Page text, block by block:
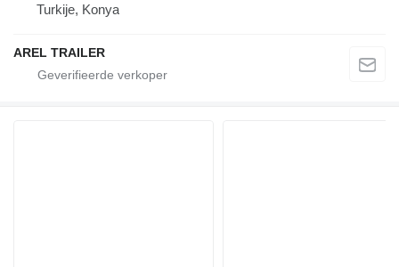
Turkije, Konya
AREL TRAILER